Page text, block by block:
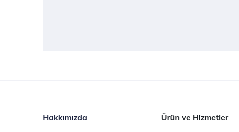
Hakkımızda Ürün ve Hizmetler